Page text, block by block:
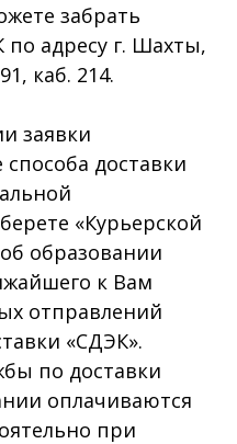
забрать
адресу г. Шахты,
каб. 214.
заявки
способа доставки
«Курьерской
образовании
к Вам
отправлений
«СДЭК».
по доставки
оплачиваются
при